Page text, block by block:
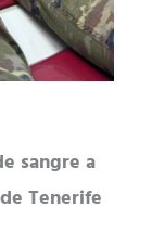
sangre a
Tenerife